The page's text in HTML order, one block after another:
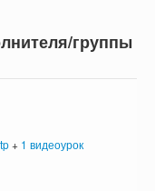
группы
+ 1 видеоурок